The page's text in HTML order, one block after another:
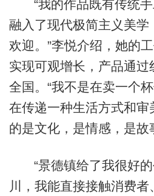
“我的作品既有传统
融入了现代极简主义美学
欢迎。”李悦介绍，她的
实现可观增长，产品通过
全国。“我不是在卖一个
在传递一种生活方式和审
的是文化，是情感，是故
“景德镇给了我很好
川，我能直接接触消费者